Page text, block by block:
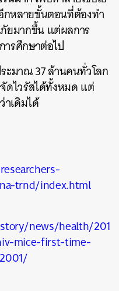
กหลายขั้นตอนที่ต้องทำ
ยมากขึ้นแต่ผลการ
รศึกษาต่อไป
ะมาณ37ล้านคนทั่วโลก
ดไวรัสได้ทั้งหมดแต่
เดิมได้
trnd/index.html
news/health/201
mice-first-time-